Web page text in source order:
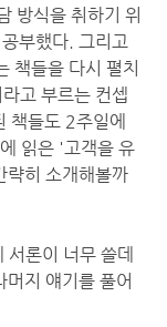
방식을 취하기 위
부했다. 그리고
책들을 다시 펼치
고 부르는 컨셉
책들도 2주일에
읽은 '고객을 유
략히 소개해볼까
론이 너무 쓸데
지 얘기를 풀어